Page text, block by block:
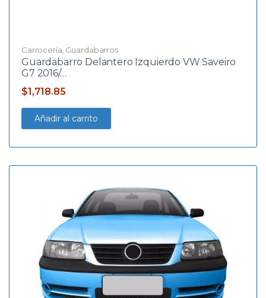
Carrocería Guardabarros
Guardabarro Delantero Izquierdo VW Saveiro
G7 2016/…
$1,718.85
Añadir al carrito